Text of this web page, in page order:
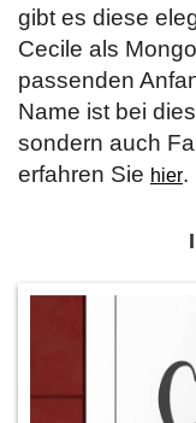
gibt es diese
Cecile als
passenden
Name ist bei
sondern auch
erfahren Sie hier.